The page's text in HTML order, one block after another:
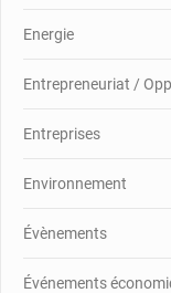
Energie
Entrepreneuriat /
Entreprises
Environnement
Évènements
Événements